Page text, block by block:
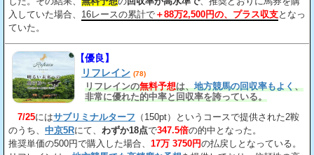
入していた場合、 16レースの累計で ＋88万2,500円の、プラス収支となっ
ていた。
【優良】
リフレイン (78)
リフレインの無料予想は、地方競馬の回収率もよく、
非常に優れた的中率と回収率を誇っている。
7/25にはサブリミナルターフ （150pt）というコースで提供された2鞍
のうち、 中京5Rにて、 わずか18点で347.5倍の的中となった。
推奨単価の500円で購入した場合、 17万 3750円の払戻しとなっている。